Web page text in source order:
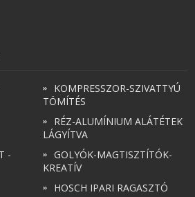
-
KOMPRESSZOR-SZIVATTYÚ
TÖMÍTÉS
RÉZ-ALUMÍNIUM ALÁTÉTEK
LÁGYÍTVA
GOLYÓK-MAGTISZTÍTÓK-
KREATÍV
HOSCH IPARI RAGASZTÓ